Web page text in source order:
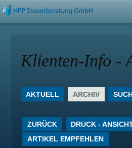
Klienten-Info -
AKTUELL ARCHIV
ZURÜCK
DRUCK -
ARTIKEL EMPFEHLEN